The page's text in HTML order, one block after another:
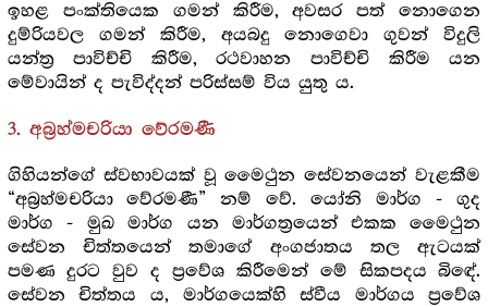
ඉහළ පංක්තියෙක ගමන් කිරීම, අවසර පත් නොගෙන
දුම්රියවල ගමන් කිරීම, අයබදු නොගෙවා ගුවන් විදුලි
යන්ත්‍ර‍ පාවිච්චි කිරීම, රථවාහන පාවිච්චි කිරීම යන
මේවායින් ද පැවිද්දන් පරිස්සම් විය යුතු ය.
3. අබ්‍ර‍හ්මචරියා වේරමණී
ගිහියන්ගේ ස්වභාවයක් වූ මෛථුන සේවනයෙන් වැළකීම
“අබ්‍ර‍හ්මචරියා වේරමණී” නම් වේ. යෝනි මාර්ග - ගුද
මාර්ග - මුඛ මාර්ග යන මාර්ගත්‍රයෙන් එකක මෛථුන
සේවන චිත්තයෙන් තමාගේ අංගජාතය තල ඇටයක්
පමණ දුරට වුව ද ප්‍රවේශ කිරීමෙන් මේ සිකපදය බිඳේ.
සේවන චිත්තය ය, මාර්ගයෙක්හි ස්වීය මාර්ගය ප්‍රවේශ